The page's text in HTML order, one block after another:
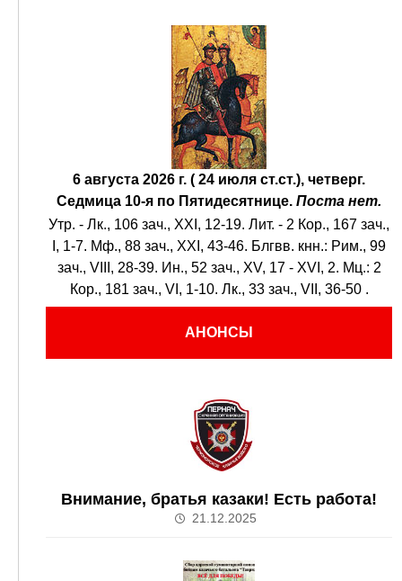
6 августа 2026 г. ( 24 июля ст.ст.), четверг.
Седмица 10-я по Пятидесятнице. Поста нет.
Утр. - Лк., 106 зач., XXI, 12-19. Лит. - 2 Кор., 167 зач.,
I, 1-7. Мф., 88 зач., XXI, 43-46. Блгвв. кнн.: Рим., 99
зач., VIII, 28-39. Ин., 52 зач., XV, 17 - XVI, 2. Мц.: 2
Кор., 181 зач., VI, 1-10. Лк., 33 зач., VII, 36-50 .
АНОНСЫ
Внимание, братья казаки! Есть работа!
21.12.2025